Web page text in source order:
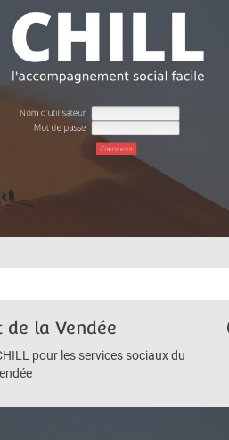
la Vendée
pour les services sociaux du